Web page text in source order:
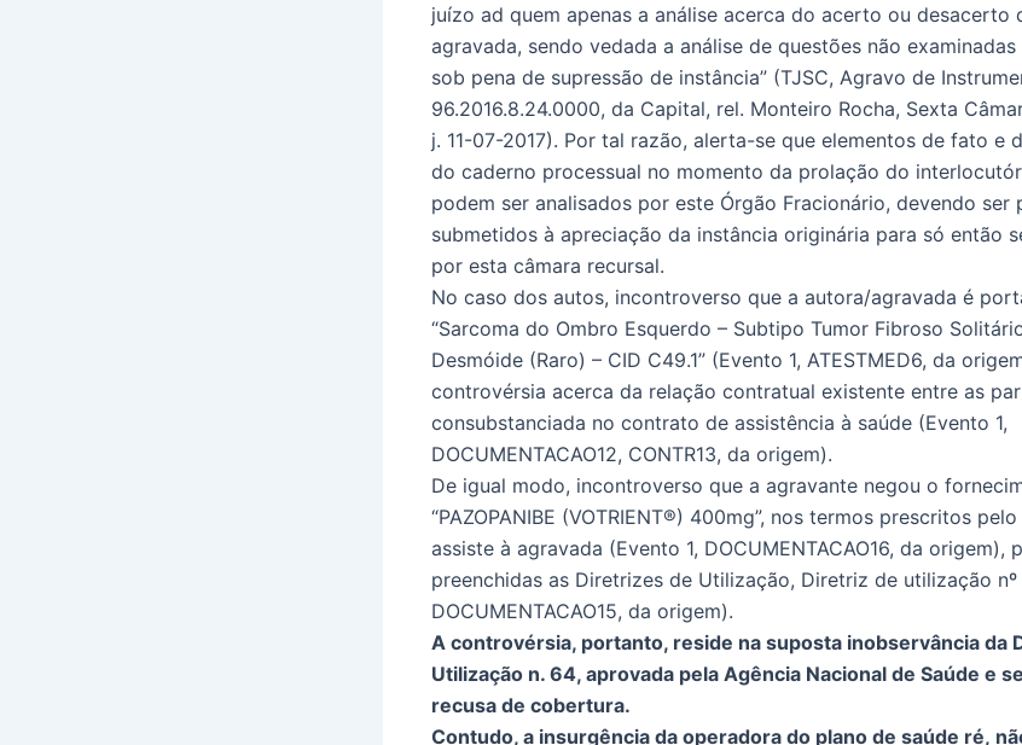
juízo ad quem apenas a análise acerca do acerto ou desacerto
agravada, sendo vedada a análise de questões não
sob pena de supressão de instância” (TJSC, Agravo de
96.2016.8.24.0000, da Capital, rel. Monteiro Rocha, Sexta
j. 11-07-2017). Por tal razão, alerta-se que elementos de fato e
do caderno processual no momento da prolação do
podem ser analisados por este Órgão Fracionário, devendo ser
submetidos à apreciação da instância originária para só então
por esta câmara recursal.
No caso dos autos, incontroverso que a autora/agravada é
“Sarcoma do Ombro Esquerdo – Subtipo Tumor Fibroso
Desmóide (Raro) – CID C49.1” (Evento 1, ATESTMED6, da
controvérsia acerca da relação contratual existente entre as
consubstanciada no contrato de assistência à saúde (Evento 1,
DOCUMENTACAO12, CONTR13, da origem).
De igual modo, incontroverso que a agravante negou o
“PAZOPANIBE (VOTRIENT®) 400mg”, nos termos prescritos
assiste à agravada (Evento 1, DOCUMENTACAO16, da origem),
preenchidas as Diretrizes de Utilização, Diretriz de utilização nº
DOCUMENTACAO15, da origem).
A controvérsia, portanto, reside na suposta inobservância da
Utilização n. 64, aprovada pela Agência Nacional de Saúde e
recusa de cobertura.
Contudo, a insurgência da operadora do plano de saúde ré,